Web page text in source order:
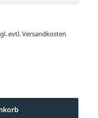
evtl.Versandkosten
den